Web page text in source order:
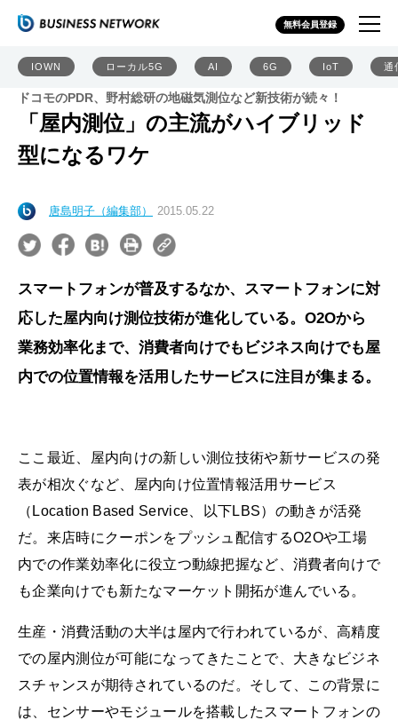
無料会員登録
IOWN ローカル5G AI 6G IoT 通
ドコモのPDR、野村総研の地磁気測位など新技術が続々！
「屋内測位」の主流がハイブリッド
型になるワケ
唐島明子（編集部） 2015.05.22
スマートフォンが普及するなか、スマートフォンに対
応した屋内向け測位技術が進化している。O2Oから
業務効率化まで、消費者向けでもビジネス向けでも屋
内での位置情報を活用したサービスに注目が集まる。
ここ最近、屋内向けの新しい測位技術や新サービスの発
表が相次ぐなど、屋内向け位置情報活用サービス
（Location Based Service、以下LBS）の動きが活発
だ。来店時にクーポンをプッシュ配信するO2Oや工場
内での作業効率化に役立つ動線把握など、消費者向けで
も企業向けでも新たなマーケット開拓が進んでいる。
生産・消費活動の大半は屋内で行われているが、高精度
での屋内測位が可能になってきたことで、大きなビジネ
スチャンスが期待されているのだ。そして、この背景に
は、センサーやモジュールを搭載したスマートフォンの